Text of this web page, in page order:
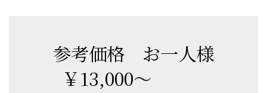
参考価格 お一人様
￥13,000～